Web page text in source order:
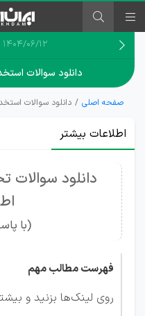
۱۴۰۴/۰۶/۱۲
دانلود سوالات
صفحه اصلی دانلود سوالات
اطلاعات بیشتر
دانلود
(با
فهرست مطالب مهم
روی لینک‌ها بزنید و